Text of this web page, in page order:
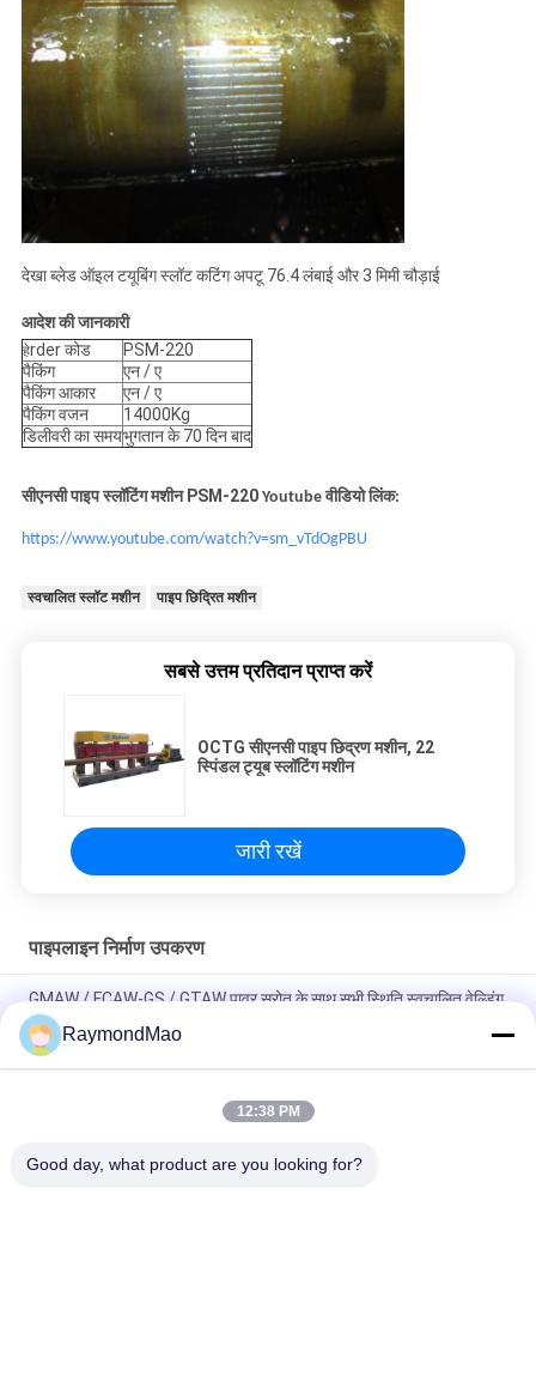
देखा ब्लेड ऑइल टयूबिंग स्लॉट कटिंग अपटू 76.4 लंबाई और 3 मिमी चौड़ाई
आदेश की जानकारी
हेrder कोड
PSM-220
पैकिंग
एन / ए
पैकिंग आकार
एन / ए
पैकिंग वजन
14000Kg
डिलीवरी का समयभुगतान के 70 दिन बाद
सीएनसी पाइप स्लॉटिंग मशीन PSM-220 Youtube वीडियो लिंक:
https://www.youtube.com/watch?v=sm_vTdOgPBU
स्वचालित स्लॉट मशीन पाइप छिद्रित मशीन
सबसे उत्तम प्रतिदान प्राप्त करें
OCTG सीएनसी पाइप छिद्रण मशीन, 22
स्पिंडल ट्यूब स्लॉटिंग मशीन
जारी रखें
पाइपलाइन निर्माण उपकरण
GMAW / FCAW-GS / GTAW पावर स्रोत के साथ सभी स्थिति स्वचालित वेल्डिंग
सिर
लेजर कैलिब्रेशन और ट्रैकिंग के साथ सभी स्थिति स्वचालित वेल्डिंग मशीन पोर्टेबल
RaymondMao
12:38 PM
Good day, what product are you looking for?